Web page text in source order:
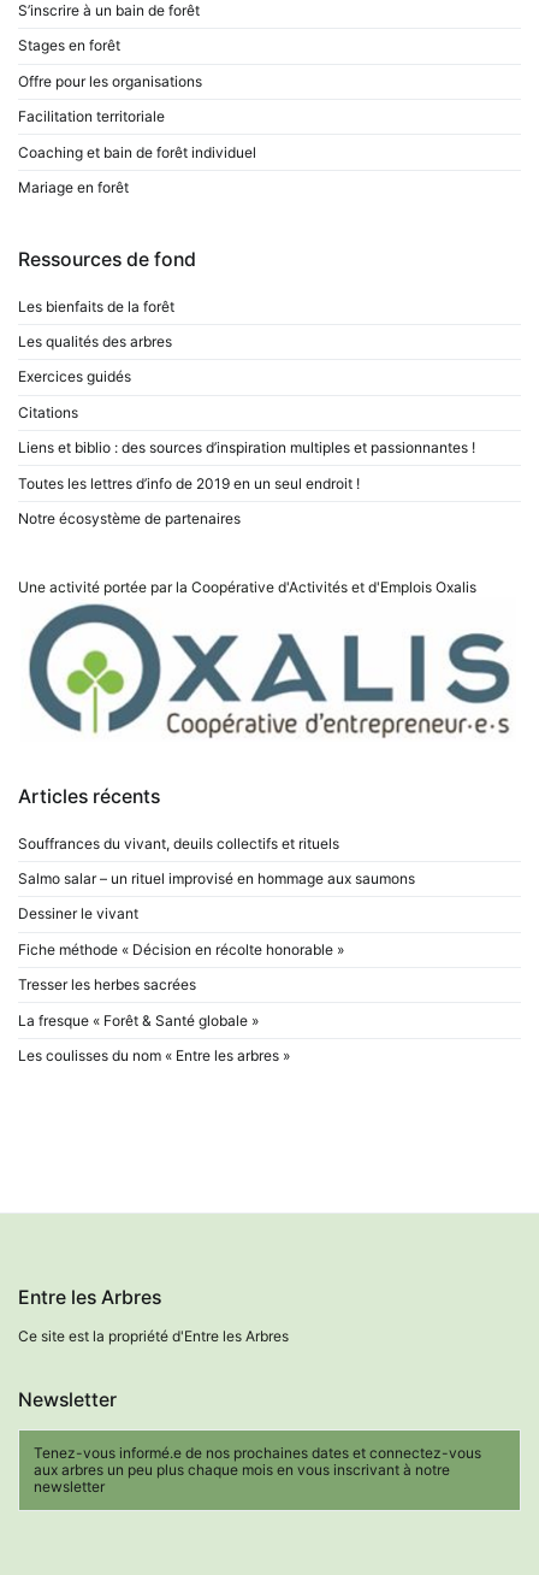
S’inscrire à un bain de forêt
Stages en forêt
Offre pour les organisations
Facilitation territoriale
Coaching et bain de forêt individuel
Mariage en forêt
Ressources de fond
Les bienfaits de la forêt
Les qualités des arbres
Exercices guidés
Citations
Liens et biblio : des sources d’inspiration multiples et passionnantes !
Toutes les lettres d’info de 2019 en un seul endroit !
Notre écosystème de partenaires
Une activité portée par la Coopérative d'Activités et d'Emplois Oxalis
Articles récents
Souffrances du vivant, deuils collectifs et rituels
Salmo salar – un rituel improvisé en hommage aux saumons
Dessiner le vivant
Fiche méthode « Décision en récolte honorable »
Tresser les herbes sacrées
La fresque « Forêt & Santé globale »
Les coulisses du nom « Entre les arbres »
Entre les Arbres
Ce site est la propriété d'Entre les Arbres
Newsletter
Tenez-vous informé.e de nos prochaines dates et connectez-vous
aux arbres un peu plus chaque mois en vous inscrivant à notre
newsletter